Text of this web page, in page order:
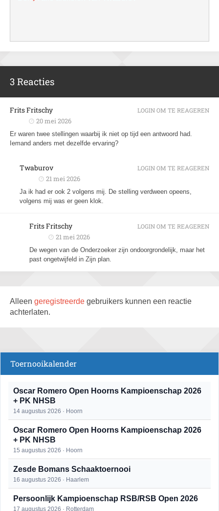
3 Reacties
Frits Fritschy
20 mei 2026
Er waren twee stellingen waarbij ik niet op tijd een antwoord had.
Iemand anders met dezelfde ervaring?
LOGIN OM TE REAGEREN
Twaburov
21 mei 2026
Ja ik had er ook 2 volgens mij. De stelling verdween opeens,
volgens mij was er geen klok.
LOGIN OM TE REAGEREN
Frits Fritschy
21 mei 2026
De wegen van de Onderzoeker zijn ondoorgrondelijk, maar het
past ongetwijfeld in Zijn plan.
LOGIN OM TE REAGEREN
Alleen geregistreerde gebruikers kunnen een reactie
achterlaten.
Toernooikalender
Oscar Romero Open Hoorns Kampioenschap 2026
+ PK NHSB
14 augustus 2026 · Hoorn
Oscar Romero Open Hoorns Kampioenschap 2026
+ PK NHSB
15 augustus 2026 · Hoorn
Zesde Bomans Schaaktoernooi
16 augustus 2026 · Haarlem
Persoonlijk Kampioenschap RSB/RSB Open 2026
17 augustus 2026 · Rotterdam